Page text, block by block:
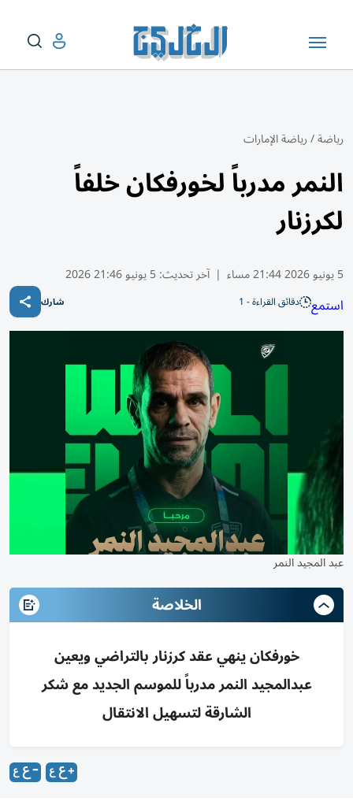
رياضة/رياضة الإمارات
النمر مدرباً لخورفكان خلفاً
لكرزنار
5 يونيو 2026 21:44 مساء | آخر تحديث:5 يونيو 21:46 2026
استمع دقائق القراءة - 1 شارك
عبد المجيد النمر
الخلاصة
خورفكان ينهي عقد كرزنار بالتراضي ويعين
عبدالمجيد النمر مدرباً للموسم الجديد مع شكر
الشارقة لتسهيل الانتقال